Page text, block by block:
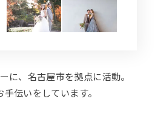
に、名古屋市を拠点に活動。
伝いをしています。